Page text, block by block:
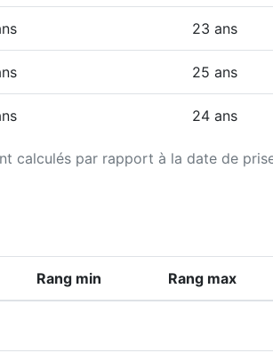
calculés par rapport à la date de
23 ans
25 ans
24 ans
Rang min Rang max